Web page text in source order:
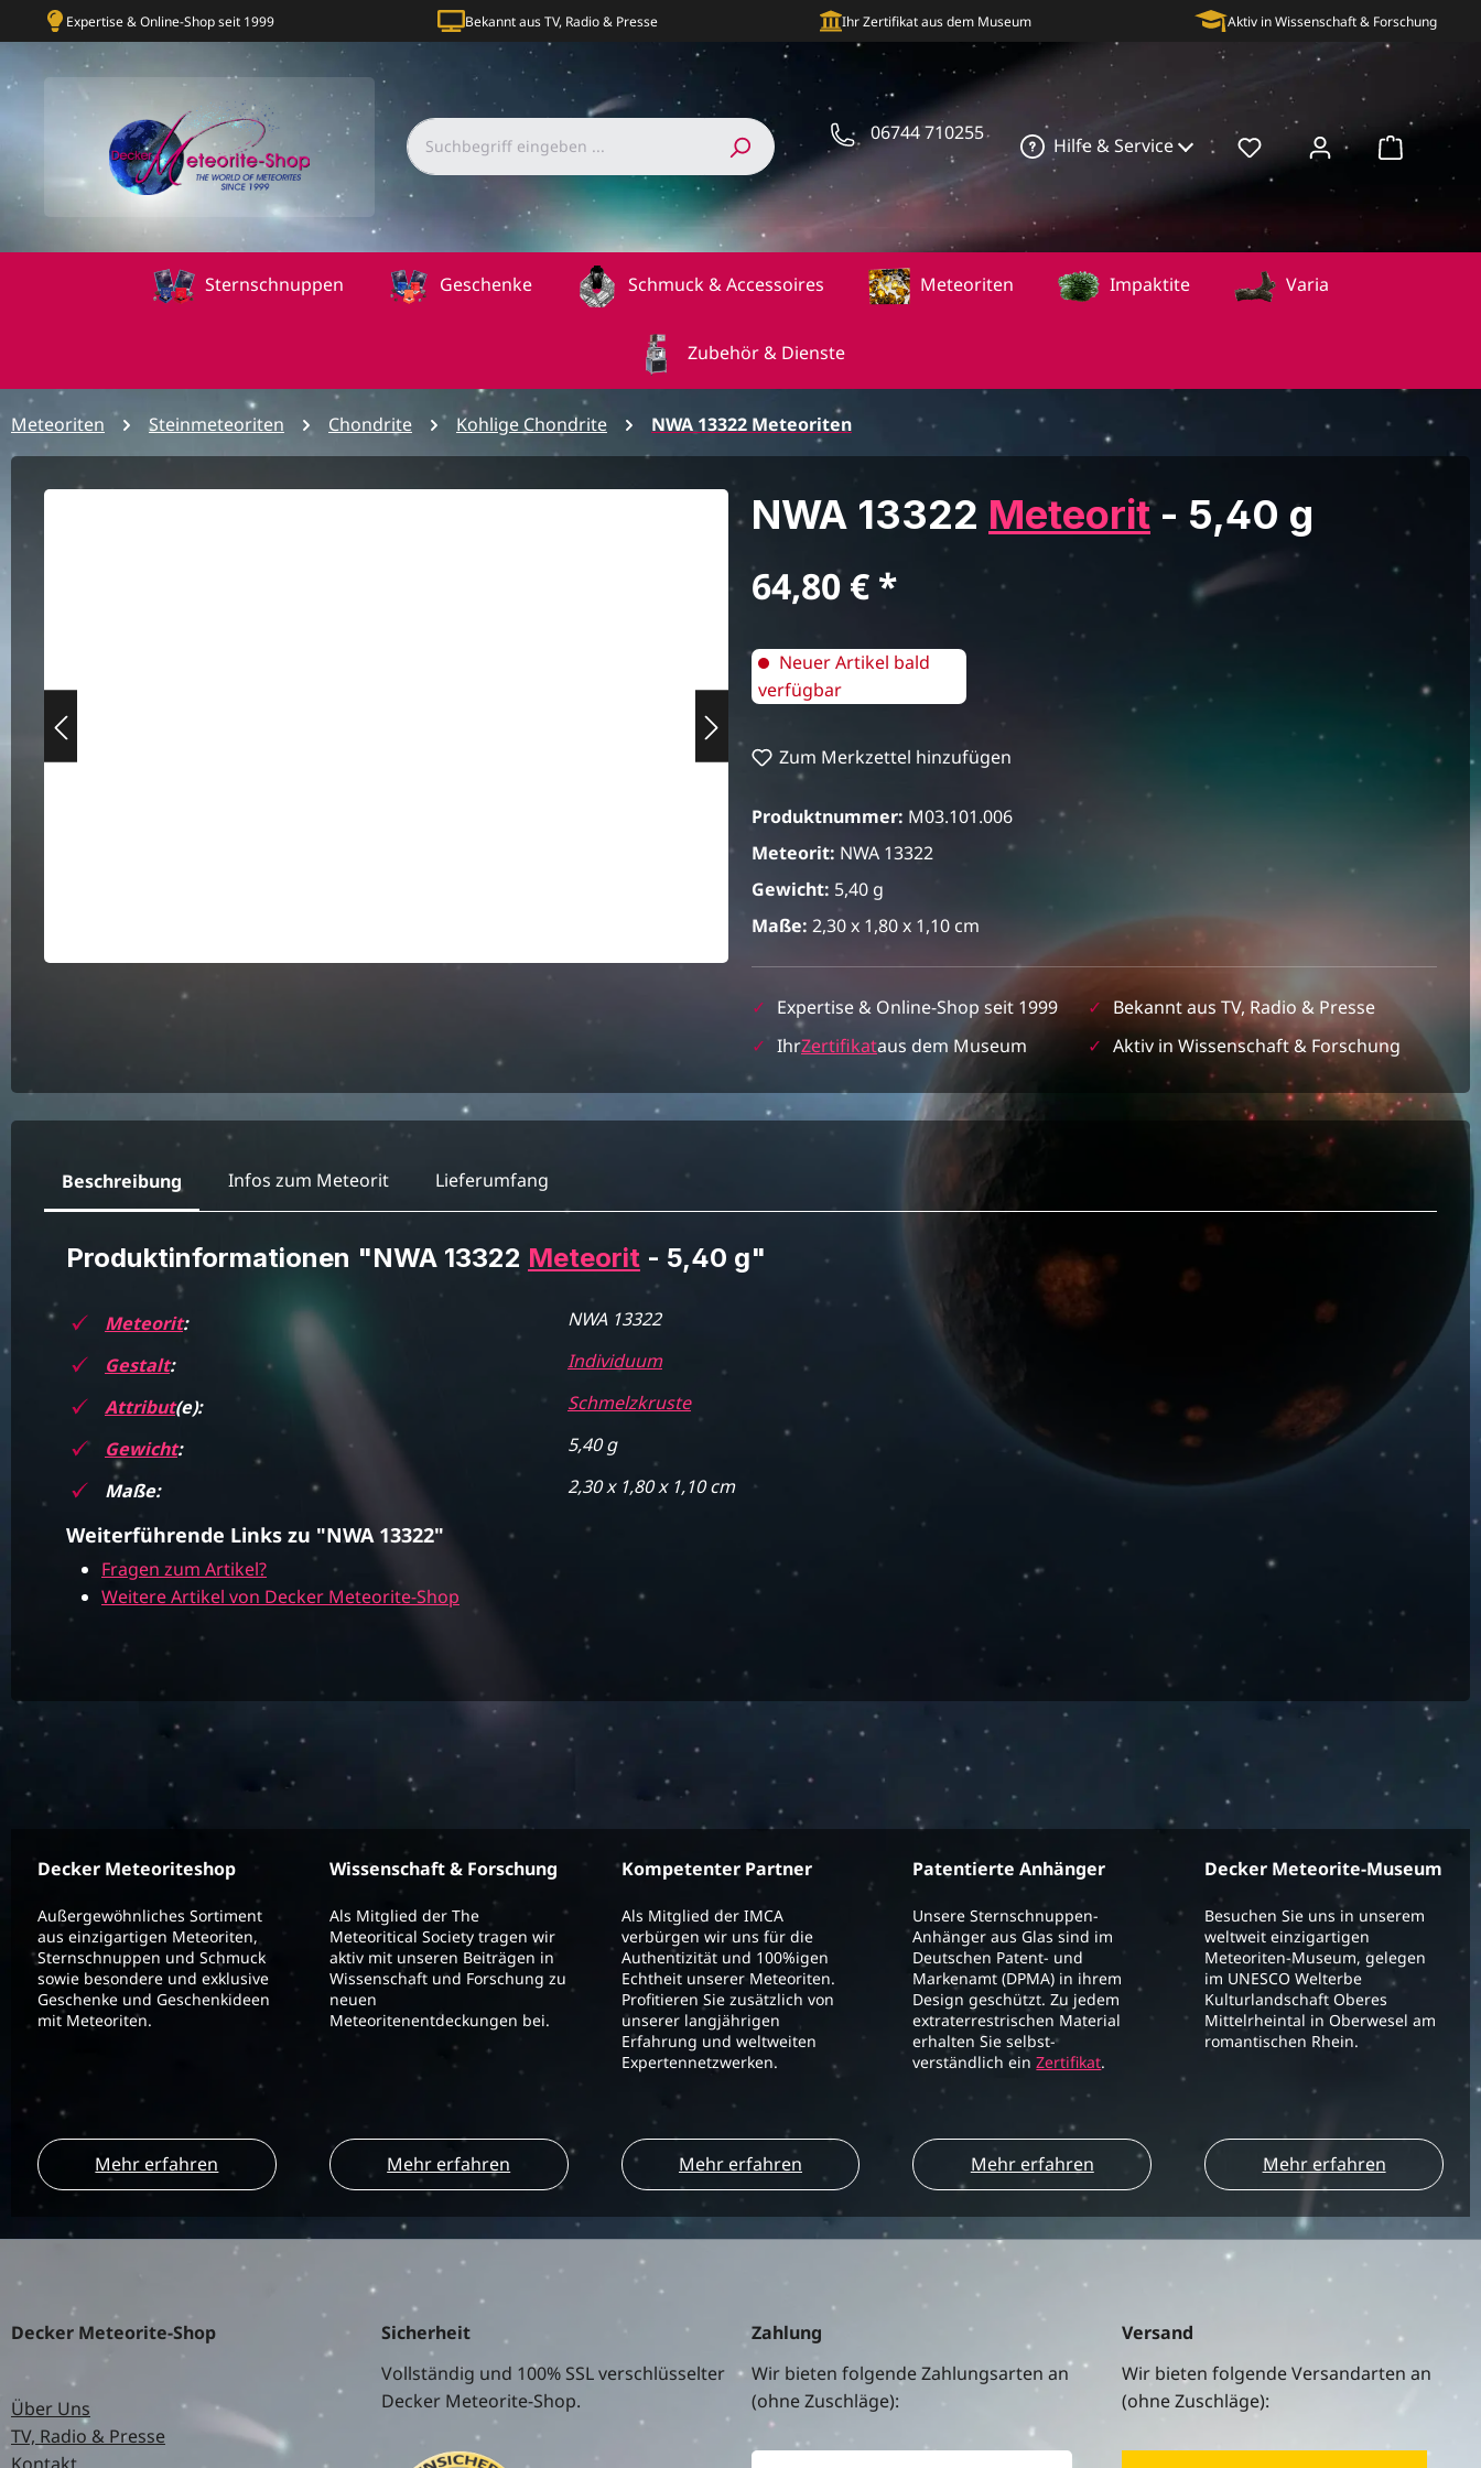
Expertise & Online-Shop seit 1999 Bekannt aus TV, Radio & Presse Ihr Zertifikat aus dem Museum Aktiv in Wissenschaft & Forschung
06744 710255
Hilfe & Service
Sternschnuppen Geschenke Schmuck & Accessoires Meteoriten Impaktite Varia
Zubehör & Dienste
Meteoriten Steinmeteoriten Chondrite Kohlige Chondrite NWA 13322 Meteoriten
Bildergalerie überspringen NWA 13322 Meteorit- 5,40 g
Regulärer Preis:
64,80 €
Neuer Artikel bald
verfügbar
Zum Merkzettel hinzufügen
Produktnummer: M03.101.006
Meteorit: NWA 13322
Gewicht: 5,40 g
Maße: 2,30 x 1,80 x 1,10 cm
✓ Expertise & Online-Shop seit 1999 ✓ Bekannt aus TV, Radio & Presse
✓ IhrZertifikataus dem Museum ✓ Aktiv in Wissenschaft & Forschung
Beschreibung Infos zum Meteorit Lieferumfang
Produktinformationen "NWA 13322 Meteorit - 5,40 g"
Meteorit:
NWA 13322
Gestalt:
Individuum
Attribut(e):
Schmelzkruste
Gewicht:
5,40 g
Maße:
2,30 x 1,80 x 1,10 cm
Weiterführende Links zu "NWA 13322"
Fragen zum Artikel?
Weitere Artikel von Decker Meteorite-Shop
Decker Meteoriteshop
Außergewöhnliches Sortiment
aus einzigartigen Meteoriten,
Sternschnuppen und Schmuck
sowie besondere und exklusive
Geschenke und Geschenkideen
mit Meteoriten.
Mehr erfahren
Wissenschaft & Forschung
Als Mitglied der The
Meteoritical Society tragen wir
aktiv mit unseren Beiträgen in
Wissenschaft und Forschung zu
neuen
Meteoritenentdeckungen bei.
Mehr erfahren
Kompetenter Partner
Als Mitglied der IMCA
verbürgen wir uns für die
Authentizität und 100%igen
Echtheit unserer Meteoriten.
Profitieren Sie zusätzlich von
unserer langjährigen
Erfahrung und weltweiten
Expertennetzwerken.
Mehr erfahren
Patentierte Anhänger
Unsere Sternschnuppen-
Anhänger aus Glas sind im
Deutschen Patent- und
Markenamt (DPMA) in ihrem
Design geschützt. Zu jedem
extraterrestrischen Material
erhalten Sie selbst-
verständlich einZertifikat.
Mehr erfahren
Decker Meteorite-Museum
Besuchen Sie uns in unserem
weltweit einzigartigen
Meteoriten-Museum, gelegen
im UNESCO Welterbe
Kulturlandschaft Oberes
Mittelrheintal in Oberwesel am
romantischen Rhein.
Mehr erfahren
Decker Meteorite-Shop
Über Uns
TV, Radio & Presse
Sicherheit
Vollständig und 100% SSL verschlüsselter
Decker Meteorite-Shop.
Zahlung
Wir bieten folgende Zahlungsarten an
(ohne Zuschläge):
Versand
Wir bieten folgende Versandarten an
(ohne Zuschläge):